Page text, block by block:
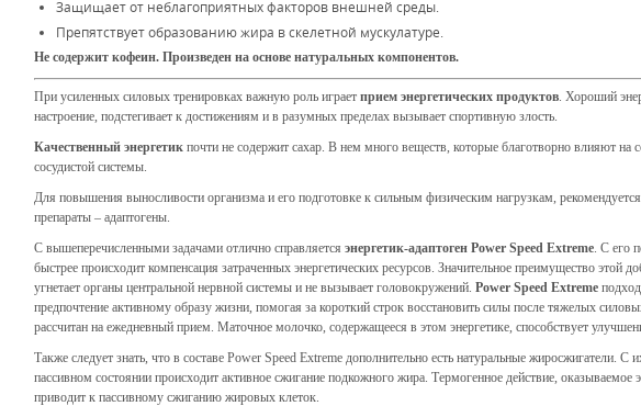
Защищает от неблагоприятных факторов внешней среды.
Препятствует образованию жира в скелетной мускулатуре.
Не содержит кофеин. Произведен на основе натуральных компонентов.
При усиленных силовых тренировках важную роль играет прием энергетических продуктов. Хороший
настроение, подстегивает к достижениям и в разумных пределах вызывает спортивную злость.
Качественный энергетик почти не содержит сахар. В нем много веществ, которые благотворно влияют на
сосудистой системы.
Для повышения выносливости организма и его подготовке к сильным физическим нагрузкам,
препараты – адаптогены.
С вышеперечисленными задачами отлично справляется энергетик-адаптоген Power Speed Extreme. С его
быстрее происходит компенсация затраченных энергетических ресурсов. Значительное преимущество этой
угнетает органы центральной нервной системы и не вызывает головокружений. Power Speed Extreme
предпочтение активному образу жизни, помогая за короткий строк восстановить силы после тяжелых
рассчитан на ежедневный прием. Маточное молочко, содержащееся в этом энергетике, способствует
Также следует знать, что в составе Power Speed Extreme дополнительно есть натуральные жиросжигатели.
пассивном состоянии происходит активное сжигание подкожного жира. Термогенное действие, оказываемое
приводит к пассивному сжиганию жировых клеток.